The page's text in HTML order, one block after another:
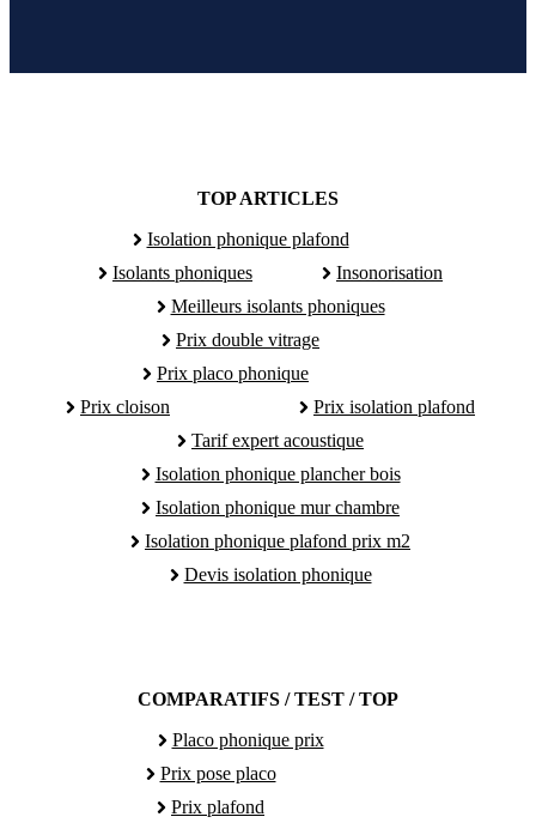
TOP ARTICLES
Isolation phonique plafond
Isolants phoniques
Insonorisation
Meilleurs isolants phoniques
Prix double vitrage
Prix placo phonique
Prix cloison
Prix isolation plafond
Tarif expert acoustique
Isolation phonique plancher bois
Isolation phonique mur chambre
Isolation phonique plafond prix m2
Devis isolation phonique
COMPARATIFS / TEST / TOP
Placo phonique prix
Prix pose placo
Prix plafond